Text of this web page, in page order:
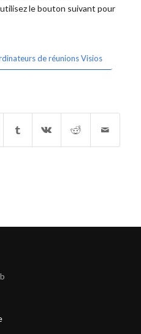
le bouton suivant pour
de réunions Visios